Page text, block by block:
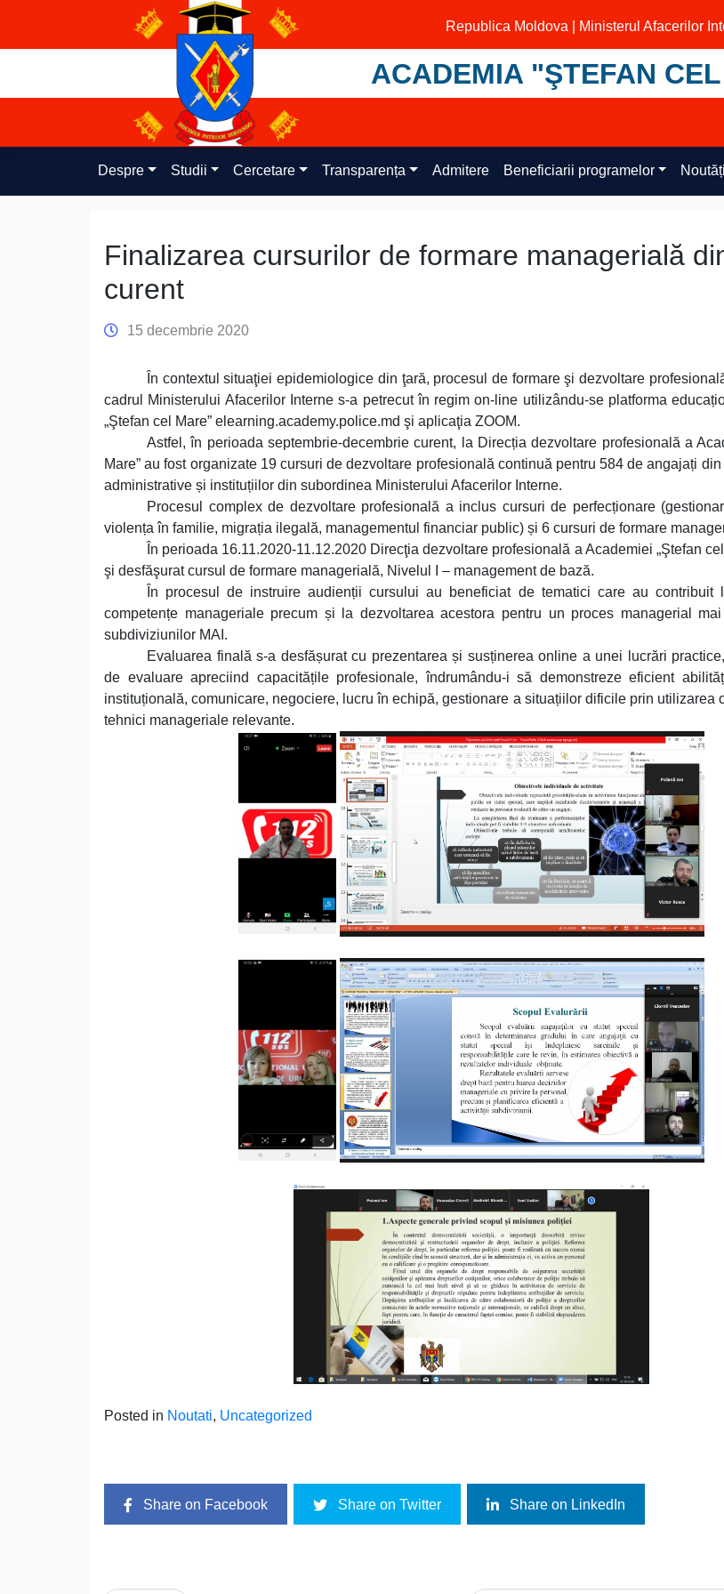
content
Republica Moldova | Ministerul Afacerilor
ACADEMIA "ŞTEFAN
Despre Studii Cercetare Transparența Admitere Beneficiarii programelor Noutăți
Finalizarea cursurilor de formare managerială
curent
15 decembrie 2020
În contextul situaţiei epidemiologice din ţară, procesul de formare şi dezvoltare
cadrul Ministerului Afacerilor Interne s-a petrecut în regim on-line utilizându-se platforma
„Ştefan cel Mare” elearning.academy.police.md şi aplicaţia ZOOM.
Astfel, în perioada septembrie-decembrie curent, la Direcția dezvoltare profesională a
Mare” au fost organizate 19 cursuri de dezvoltare profesională continuă pentru 584 de angajați
administrative și instituțiilor din subordinea Ministerului Afacerilor Interne.
Procesul complex de dezvoltare profesională a inclus cursuri de perfecționare
violența în familie, migrația ilegală, managementul financiar public) și 6 cursuri de formare
În perioada 16.11.2020-11.12.2020 Direcţia dezvoltare profesională a Academiei „Ştefan
şi desfăşurat cursul de formare managerială, Nivelul I – management de bază.
În procesul de instruire audienții cursului au beneficiat de tematici care au contribuit
competențe manageriale precum și la dezvoltarea acestora pentru un proces managerial
subdiviziunilor MAI.
Evaluarea finală s-a desfășurat cu prezentarea și susținerea online a unei lucrări
de evaluare apreciind capacitățile profesionale, îndrumându-i să demonstreze eficient
instituțională, comunicare, negociere, lucru în echipă, gestionare a situațiilor dificile prin utilizarea
tehnici manageriale relevante.
Posted in Noutati, Uncategorized
Share on Facebook Share on Twitter Share on LinkedIn